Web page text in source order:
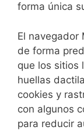
forma única
El navegador
de forma
que los sitios
huellas
cookies y
con algunos
para reducir